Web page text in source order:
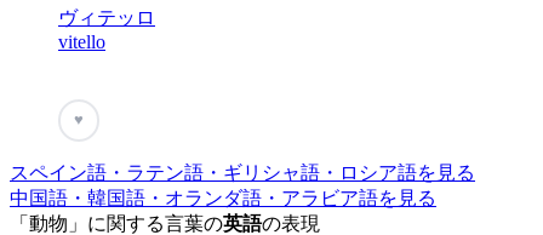
ヴィテッロ
vitello
♥
スペイン語・ラテン語・ギリシャ語・ロシア語を見る
中国語・韓国語・オランダ語・アラビア語を見る
「動物」に関する言葉の英語の表現